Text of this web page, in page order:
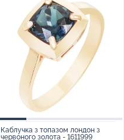
Каблучка з топазом лондон з
червоного золота - 1611999